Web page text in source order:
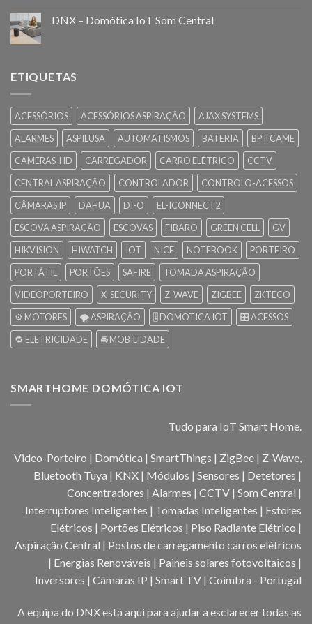
DNX – Domótica IoT Som Central
ETIQUETAS
ACESSÓRIOS ACESSÓRIOS ASPIRAÇÃO
AJAX SYSTEMS
ALARMES
ASPILUSA AUTOMATISMOS BATERIA
BPT CAME
CAMERAS-HD
CARREGADOR CARRO ELÉTRICO
CCTV
CENTRAL ASPIRAÇÃO
CONTROLADOR
CONTROLO-ACESSOS
CÂMARAS IP
DAHUA DI-O
EL-ICONNECT2
ESCOVA ASPIRAÇÃO
ESCOVAS FIBARO GREEN CELL
GV
HIKVISION
HIWATCH IOT NICE NOTEBOOK
PORTEIRO
PORTÁTIL
PORTÕES SAFIRE
TOMADA ASPIRAÇÃO
VIDEOPORTEIRO
X-SECURITY Z-WAVE ZIGBEE
ZKTECO
⚙️ MOTORES
🌪️ ASPIRAÇÃO 🎚️ DOMOTICA IOT
🎛️ ACESSOS
🔁 ELETRICIDADE
🚘 MOBILIDADE
SMARTHOME DOMÓTICA IOT
Tudo para IoT Smart Home.
Video-Porteiro | Domótica | SmartThings | ZigBee | Z-Wave,
Bluetooth Tuya | KNX | Módulos | Sensores | Detetores |
Concentradores | Alarmes | CCTV | Som Central |
Interruptores Inteligentes | Tomadas Inteligentes | Estores
Elétricos | Portões Elétricos | Piso Radiante Elétrico |
Aspiração Central | Postos de carregamento carros elétricos
| Energias Renováveis | Paineis solares fotovoltaicos |
Inversores | Câmaras IP | Smart TV | Coimbra - Portugal
A equipa do DNX está aqui para ajudar a esclarecer todas as